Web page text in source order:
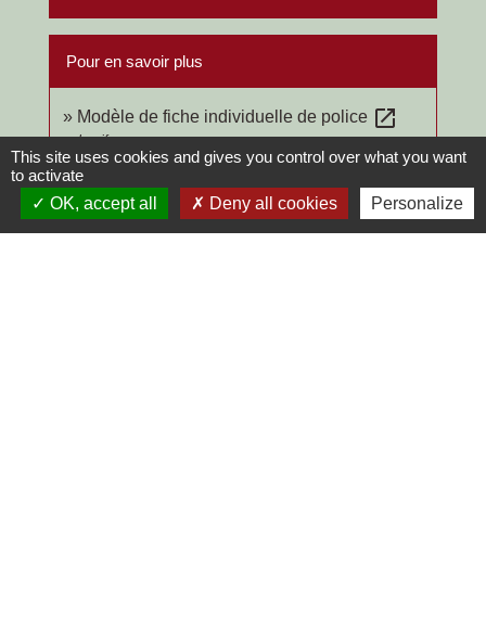
Pour en savoir plus
Modèle de fiche individuelle de police open_in_new
Legifrance
Touriste étranger en France : la "fiche de
police" est-elle légale ?open_in_new
Commission nationale de l'informatique et des libertés (Cnil)
This site uses cookies and gives you control over what you want
to activate
OK, accept all
Deny all cookies Personalize